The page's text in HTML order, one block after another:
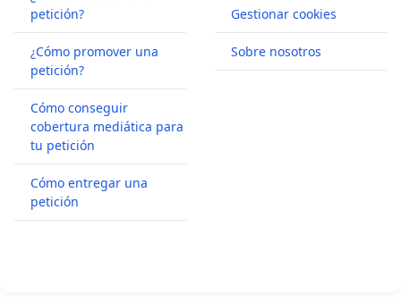
petición?
¿Cómo promover una
petición?
Cómo conseguir
cobertura mediática para
tu petición
Cómo entregar una
petición
Gestionar cookies
Sobre nosotros